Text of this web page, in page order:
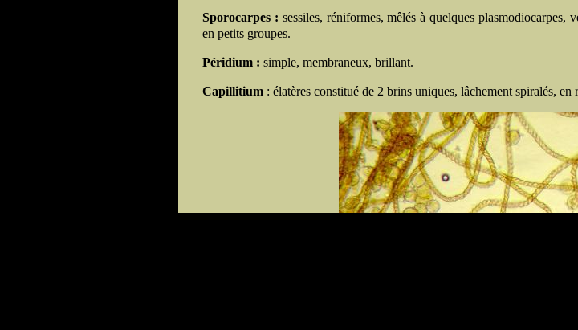
Sporocarpes : sessiles, réniformes, mêlés à quelques
en petits groupes.
Péridium : simple, membraneux, brillant.
Capillitium : élatères constitué de 2 brins uniques, lâchement spiralés,